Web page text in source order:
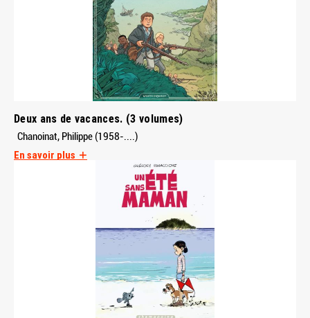
Deux ans de vacances. (3 volumes)
Chanoinat, Philippe (1958-....)
En savoir plus